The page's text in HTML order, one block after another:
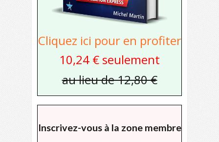
Cliquez ici pour en profiter
10,24 € seulement
au lieu de 12,80 €
Inscrivez-vous à la zone membre